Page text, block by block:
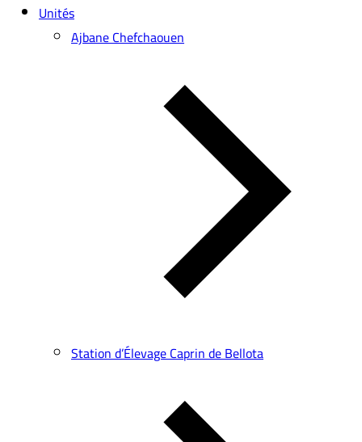
Unités
Ajbane Chefchaouen
Station d’Élevage Caprin de Bellota